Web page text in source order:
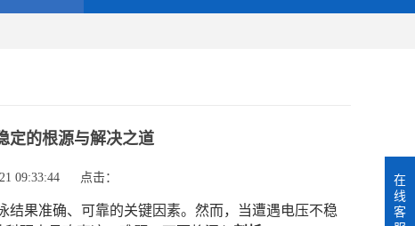
定的根源与解决之道
09:33:44 点击：
果准确、可靠的关键因素。然而，当遭遇电压不稳
在
线
客